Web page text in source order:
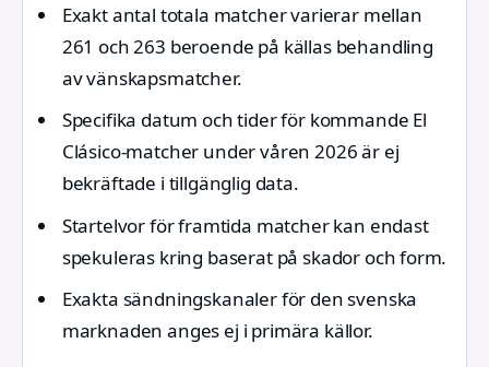
Exakt antal totala matcher varierar mellan
261 och 263 beroende på källas behandling
av vänskapsmatcher.
Specifika datum och tider för kommande El
Clásico-matcher under våren 2026 är ej
bekräftade i tillgänglig data.
Startelvor för framtida matcher kan endast
spekuleras kring baserat på skador och form.
Exakta sändningskanaler för den svenska
marknaden anges ej i primära källor.